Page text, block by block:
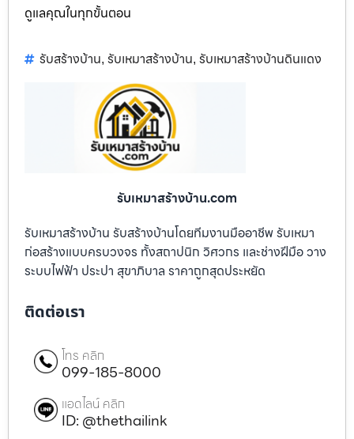
ดูแลคุณในทุกขั้นตอน
รับสร้างบ้าน, รับเหมาสร้างบ้าน, รับเหมาสร้างบ้านดินแดง
รับเหมาสร้างบ้าน.com
รับเหมาสร้างบ้าน รับสร้างบ้านโดยทีมงานมืออาชีพ รับเหมา
ก่อสร้างแบบครบวงจร ทั้งสถาปนิก วิศวกร และช่างฝีมือ วาง
ระบบไฟฟ้า ประปา สุขาภิบาล ราคาถูกสุดประหยัด
ติดต่อเรา
โทร คลิก
099-185-8000
แอดไลน์ คลิก
ID: @thethailink